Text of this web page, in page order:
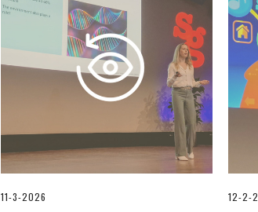
11-3-2026 12-2-